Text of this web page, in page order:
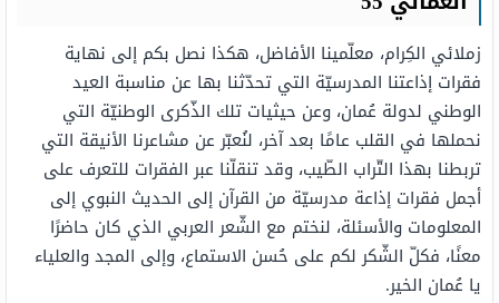
زملائي الكِرام، معلّمينا الأفاضل، هكذا نصل بكم إلى نهاية
فقرات إذاعتنا المدرسيّة التي تحدّثنا بها عن مناسبة العيد
الوطني لدولة عُمان، وعن حيثيات تلك الذّكرى الوطنيّة التي
نحملها في القلب عامًا بعد آخر، لنُعبّر عن مشاعرنا الأنيقة التي
تربطنا بهذا التّراب الطّيب، وقد تنقلّنا عبر الفقرات للتعرف على
أجمل فقرات إذاعة مدرسيّة من القرآن إلى الحديث النبوي إلى
المعلومات والأسئلة، لنختم مع الشّعر العربي الذي كان حاضرًا
معنًا، فكلّ الشّكر لكم على حُسن الاستماع، وإلى المجد والعلياء
يا عُمان الخير.